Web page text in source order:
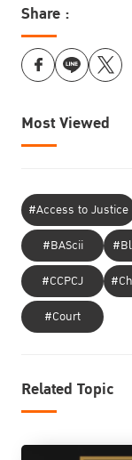
Share :
Most Viewed
#Access to Justice
#BAScii
#CCPCJ
#Court
Related Topic